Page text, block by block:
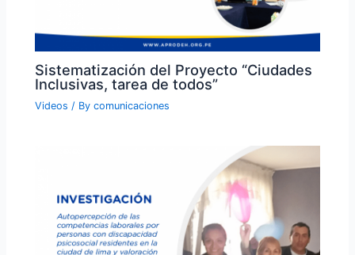
Sistematización del Proyecto “Ciudades
Inclusivas, tarea de todos”
Videos / Bycomunicaciones